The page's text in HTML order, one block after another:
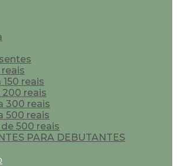
150 reais
200 reais
300 reais
500 reais
500 reais
PARA DEBUTANTES